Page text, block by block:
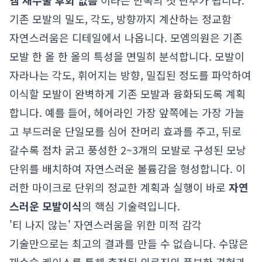
기존 모발의 밀도, 각도, 방향까지 계산하는 정교함
자연스러움은 디테일에서 나옵니다. 모엠의원은 기존
모발 한 올 한 올의 특성을 면밀히 분석합니다. 모발이
자라나는 각도, 휘어지는 방향, 밀집된 정도를 파악하여
이식할 모발이 완벽하게 기존 모발과 융화되도록 계획
합니다. 예를 들어, 헤어라인 가장 앞쪽에는 가장 가늘
고 부드러운 단일모를 심어 잔머리 효과를 주고, 뒤로
갈수록 점차 굵고 풍성한 2~3개의 모발로 구성된 모낭
단위를 배치하여 자연스러운 볼륨감을 형성합니다. 이
러한 마이크로 단위의 정교한 계획과 실행이 바로 자연
스러운 모발이식의 핵심 기술력입니다.
'티 나지 않는' 자연스러움을 위한 미적 감각
기술만으로는 최고의 결과를 만들 수 없습니다. 수많은